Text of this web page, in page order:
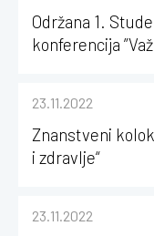
Održana 1.
konferencija
23.11.2022
Znanstveni
i zdravlje“
23.11.2022